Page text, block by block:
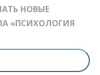
НОВЫЕ
«ПСИХОЛОГИЯ